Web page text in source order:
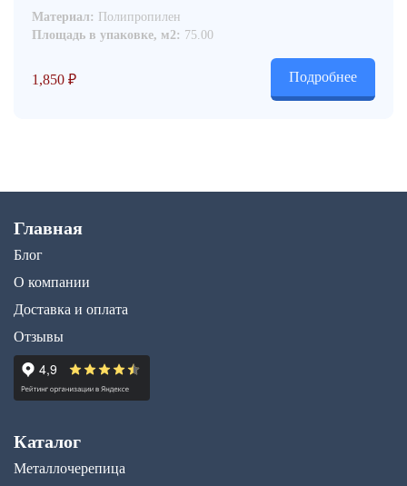
Материал: Полипропилен
Площадь в упаковке, м2: 75.00
1,850 ₽ Подробнее
Главная
Блог
О компании
Доставка и оплата
Отзывы
Каталог
Металлочерепица